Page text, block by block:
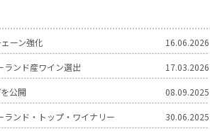
ーン強化 16.06.2026
ランド産ワイン選出 17.03.2026
公開 08.09.2025
ンド・トップ・ワイナリー 30.06.2025